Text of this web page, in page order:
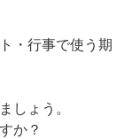
・行事で使う期
しょう。
か？